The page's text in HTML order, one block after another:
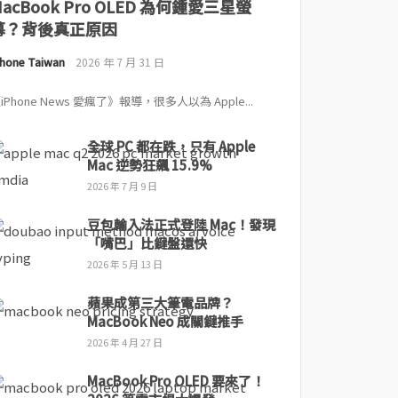
Pro OLED 為何鍾愛三星螢
？背後真正原因
Taiwan 2026 年 7 月 31 日
News 愛瘋了》報導，很多人以為 Apple...
全球 PC 都在跌，只有 Apple
Mac 逆勢狂飆 15.9%
2026 年 7 月 9 日
豆包輸入法正式登陸 Mac！發現
「嘴巴」比鍵盤還快
2026 年 5 月 13 日
蘋果成第三大筆電品牌？
MacBook Neo 成關鍵推手
2026 年 4 月 27 日
MacBook Pro OLED 要來了！